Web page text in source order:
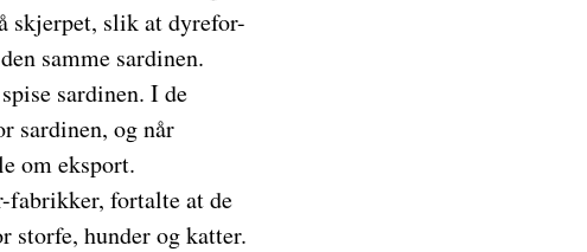
skjerpet, slik at dyrefor-
samme sardinen.
sardinen. I de
sardinen, og når
om eksport.
fabrikker, fortalte at de
hunder og katter.